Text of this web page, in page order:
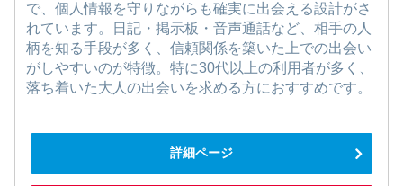
で、個人情報を守りながらも確実に出会える設計がさ
れています。日記・掲示板・音声通話など、相手の人
柄を知る手段が多く、信頼関係を築いた上での出会い
がしやすいのが特徴。特に30代以上の利用者が多く、
落ち着いた大人の出会いを求める方におすすめです。
詳細ページ